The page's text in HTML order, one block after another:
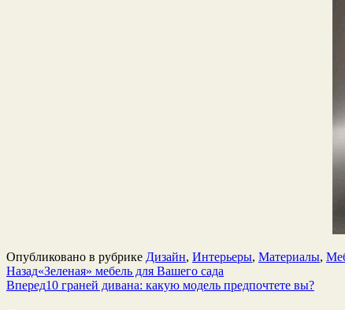
Опубликовано в рубрике Дизайн, Интерьеры, Материалы,
Назад«Зеленая» мебель для Вашего сада
Вперед10 граней дивана: какую модель предпочтете вы?